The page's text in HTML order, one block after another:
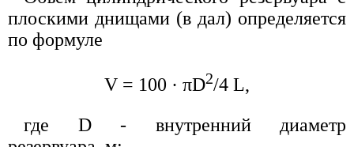
плоскими днищами (в дал) определяется
по формуле
V = 100 · πD2/4 L,
где D - внутренний диаметр